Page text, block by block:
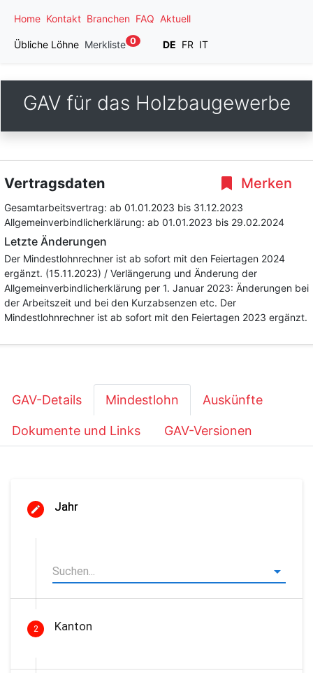
Home Kontakt Branchen FAQ Aktuell
Übliche Löhne Merkliste 0 DE FR IT
GAV für das Holzbaugewerbe
Merken
Vertragsdaten
Gesamtarbeitsvertrag: ab 01.01.2023 bis 31.12.2023
Allgemeinverbindlicherklärung: ab 01.01.2023 bis 29.02.2024
Letzte Änderungen
Der Mindestlohnrechner ist ab sofort mit den Feiertagen 2024
ergänzt. (15.11.2023) / Verlängerung und Änderung der
Allgemeinverbindlicherklärung per 1. Januar 2023: Änderungen bei
der Arbeitszeit und bei den Kurzabsenzen etc. Der
Mindestlohnrechner ist ab sofort mit den Feiertagen 2023 ergänzt.
GAV-Details Mindestlohn Auskünfte
Dokumente und Links GAV-Versionen
Jahr
2 Kanton